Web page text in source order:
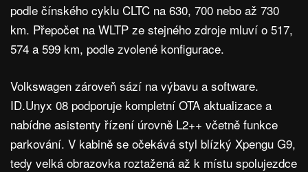
podle čínského cyklu CLTC na 630, 700 nebo až 730
km. Přepočet na WLTP ze stejného zdroje mluví o 517,
574 a 599 km, podle zvolené konfigurace.
Volkswagen zároveň sází na výbavu a software.
ID.Unyx 08 podporuje kompletní OTA aktualizace a
nabídne asistenty řízení úrovně L2++ včetně funkce
parkování. V kabině se očekává styl blízký Xpengu G9,
tedy velká obrazovka roztažená až k místu spolujezdce